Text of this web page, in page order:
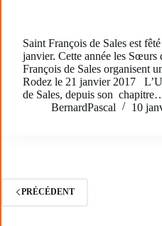
Saint François de Sales est
janvier. Cette année les Sœurs
François de Sales organisent
Rodez le 21 janvier 2017
de Sales, depuis son
BernardPascal
10
PRÉCÉDENT